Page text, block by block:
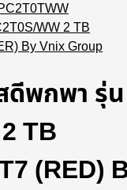
WW 2 TB
By Vnix Group
ดีพกพา รุ่น
TB
(RED)